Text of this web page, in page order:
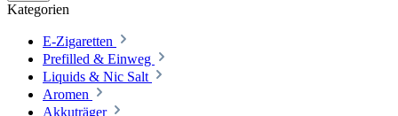
Kategorien
E-Zigaretten
Prefilled & Einweg
Liquids & Nic Salt
Aromen
Akkuträger